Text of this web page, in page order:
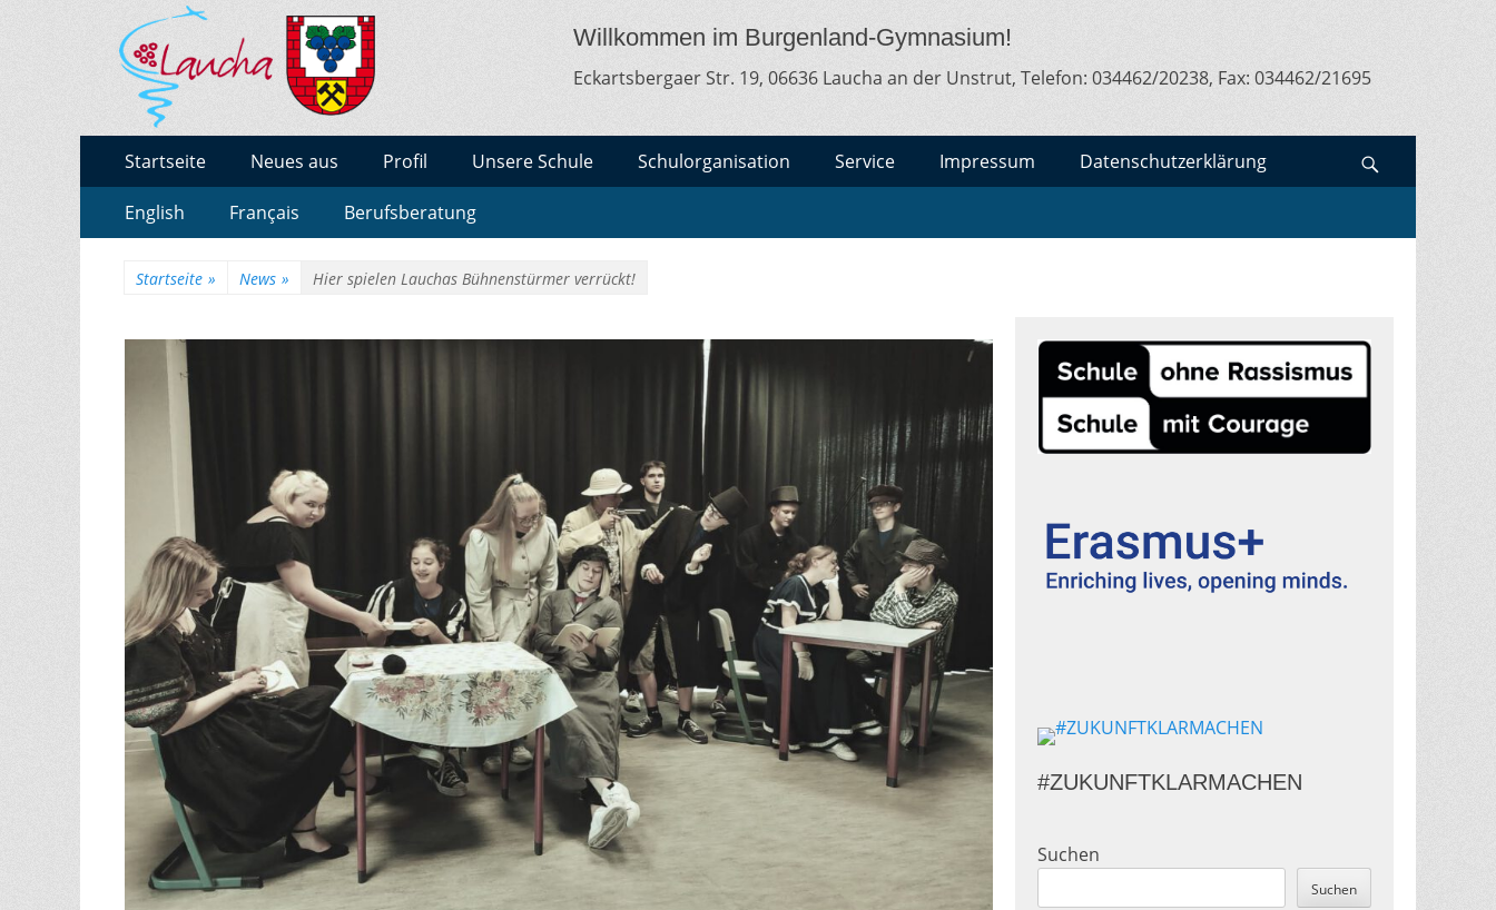
BURGENLAND-GYMNASIUM LAUCHA
Gymnasium des Burgenlandkreises / Sachsen-Anhalt
Willkommen im Burgenland-Gymnasium!
Eckartsbergaer Str. 19, 06636 Laucha an der Unstrut, Telefon: 034462/20238, Fax: 034462/21695
Erstes
Menü
Inhalt:
Startseite Neues aus Profil Unsere Schule Schulorganisation Service Impressum Datenschutzerklärung
Zweites
Menü
Inhalt:
English Français Berufsberatung
Startseite » News » Hier spielen Lauchas Bühnenstürmer verrückt!
#ZUKUNFTKLARMACHEN
Suchen
Suchen